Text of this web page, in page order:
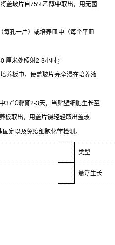
盖玻片自75%乙醇中取出，用无菌
每孔一片）或培养皿中（每个平皿
厘米处照射2-3小时；
养板中，使盖玻片完全浸在培养液
37℃孵育2-3天，当贴壁细胞生长至
板取出，用盖片镊轻轻取出盖玻
定以及免疫细胞化学检测。
类型
悬浮生长